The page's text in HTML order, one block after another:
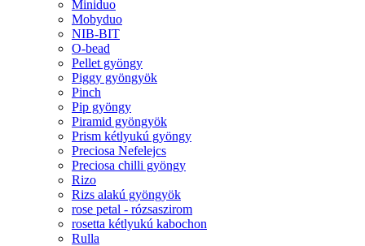
Miniduo
Mobyduo
NIB-BIT
O-bead
Pellet gyöngy
Piggy gyöngyök
Pinch
Pip gyöngy
Piramid gyöngyök
Prism kétlyukú gyöngy
Preciosa Nefelejcs
Preciosa chilli gyöngy
Rizo
Rizs alakú gyöngyök
rose petal - rózsaszirom
rosetta kétlyukú kabochon
Rulla